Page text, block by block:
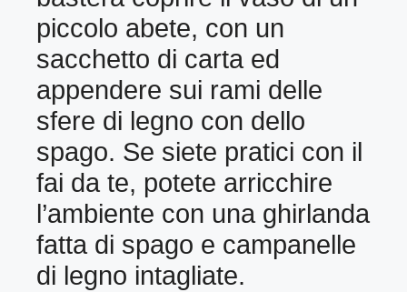
piccolo abete, con un
sacchetto di carta ed
appendere sui rami delle
sfere di legno con dello
spago. Se siete pratici con il
fai da te, potete arricchire
l’ambiente con una ghirlanda
fatta di spago e campanelle
di legno intagliate.